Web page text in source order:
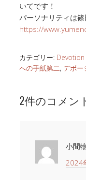
いてです！
パーソナリティは篠
https://
カテゴリー: Devotion
への手紙第二, デボー
2件のコメン
小間
2024